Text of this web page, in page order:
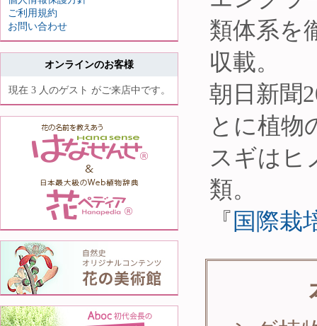
ご利用規約
お問い合わせ
オンラインのお客様
現在 3 人のゲスト がご来店中です。
類体系を
収載。
朝日新聞
とに植物
スギはヒ
類。
『 国際栽